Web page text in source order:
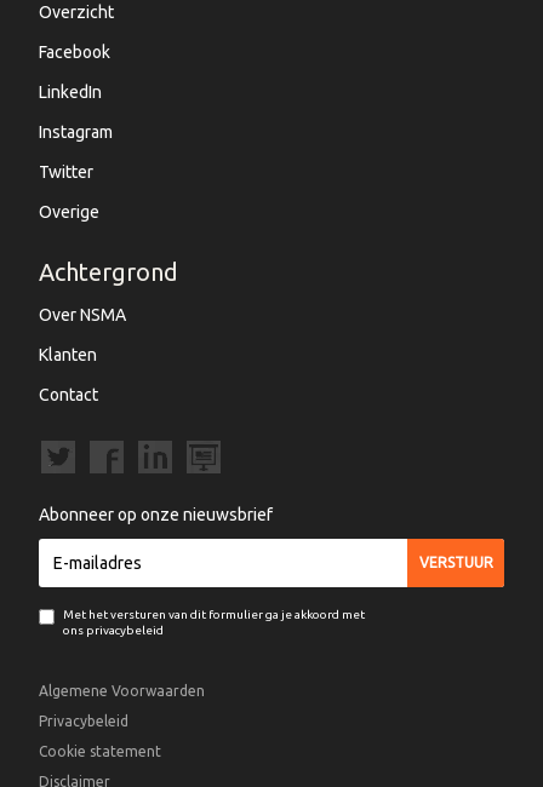
Overzicht
Facebook
LinkedIn
Instagram
Twitter
Overige
Achtergrond
Over NSMA
Klanten
Contact
Abonneer op onze nieuwsbrief
Met het versturen van dit formulier ga je akkoord met
ons privacybeleid
Algemene Voorwaarden
Privacybeleid
Cookie statement
Disclaimer